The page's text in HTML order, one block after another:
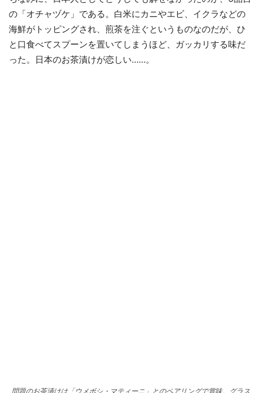
の「オチャヅケ」である。白米にカニやエビ、イクラなどの
海鮮がトッピングされ、煎茶を注ぐというものなのだが、ひ
と口食べてスプーンを置いてしまうほど、ガッカリする味だ
った。日本のお茶漬けが恋しい……。
問題のお茶漬けは「ウメボシ・マティーニ」とのペアリングで賞味。グラス